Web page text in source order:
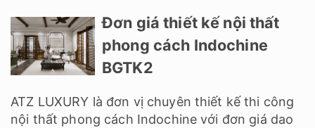
Đơn giá thiết kế nội thất
phong cách Indochine
BGTK2
ATZ LUXURY là đơn vị chuyên thiết kế thi công
nội thất phong cách Indochine với đơn giá dao